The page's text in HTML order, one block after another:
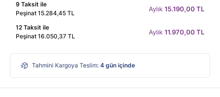
9 Taksit ile
Peşinat 15.284,45 TL
Aylık 15.190,00 TL
12 Taksit ile
Peşinat 16.050,37 TL
Aylık 11.970,00 TL
Tahmini Kargoya Teslim: 4 gün içinde